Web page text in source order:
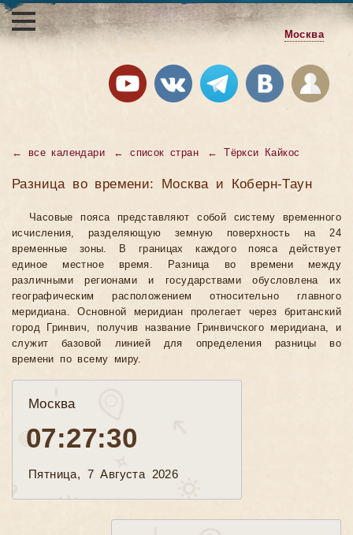
Москва
← все календари ←список стран ← Тёркси Кайкос
Разница во времени: Москва и Коберн-Таун
Часовые пояса представляют собой систему временного
исчисления, разделяющую земную поверхность на 24
временные зоны. В границах каждого пояса действует
единое местное время. Разница во времени между
различными регионами и государствами обусловлена их
географическим расположением относительно главного
меридиана. Основной меридиан пролегает через британский
город Гринвич, получив название Гринвичского меридиана, и
служит базовой линией для определения разницы во
времени по всему миру.
Москва
07:27:31
Пятница, 7 Августа 2026